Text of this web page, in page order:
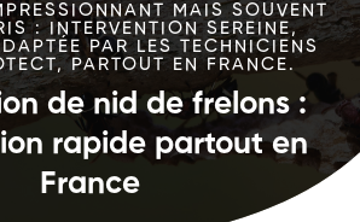
MAIS SOUVENT
: INTERVENTION SEREINE,
PAR LES TECHNICIENS
PARTOUT EN FRANCE.
de nid de frelons :
rapide partout en
France